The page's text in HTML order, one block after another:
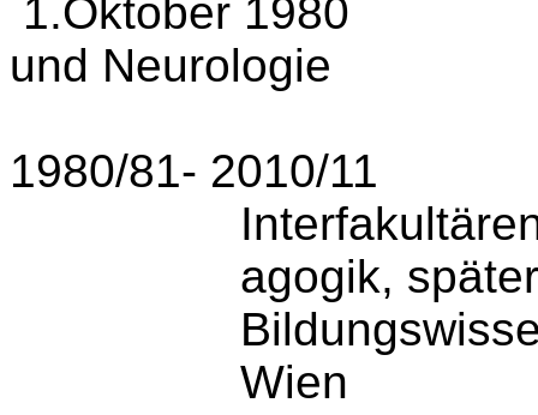
1.Oktober 1980
und Neurologie
1980/81- 2010/11
agogik,
Wien